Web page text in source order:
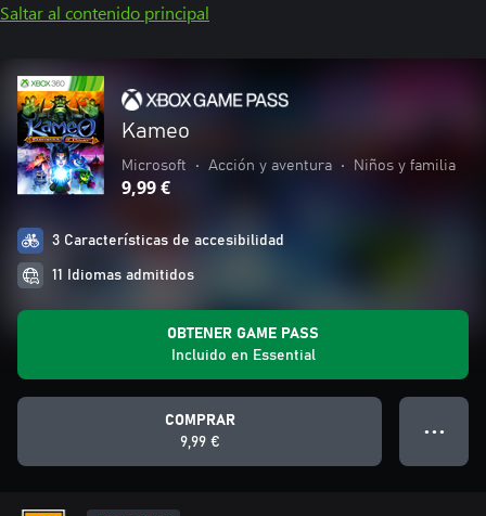
Saltar al contenido principal
Kameo
Microsoft • Acción y aventura • Niños y familia
9,99 €
3 Características de accesibilidad
11 Idiomas admitidos
OBTENER GAME PASS
Incluido en Essential
COMPRAR
9,99 €
● ● ●